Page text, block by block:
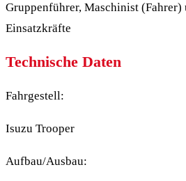
Gruppenführer, Maschinist (Fahrer)
Einsatzkräfte
Technische Daten
Fahrgestell:
Isuzu Trooper
Aufbau/Ausbau: